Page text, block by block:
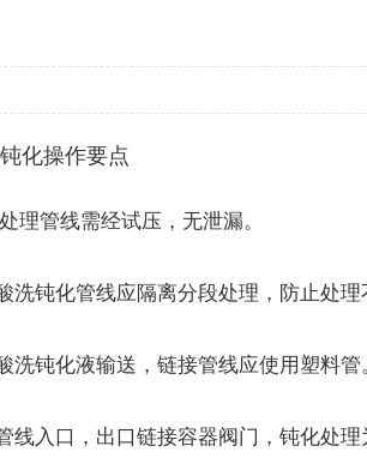
化操作要点
理管线需经试压，无泄漏。
洗钝化管线应隔离分段处理，防止处理
洗钝化液输送，链接管线应使用塑料管
线入口，出口链接容器阀门，钝化处理